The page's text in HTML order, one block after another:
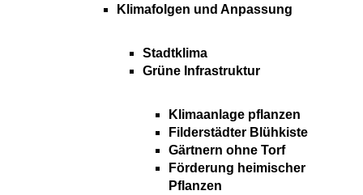
Klimafolgen und Anpassung
Stadtklima
Grüne Infrastruktur
Klimaanlage pflanzen
Filderstädter Blühkiste
Gärtnern ohne Torf
Förderung heimischer
Pflanzen